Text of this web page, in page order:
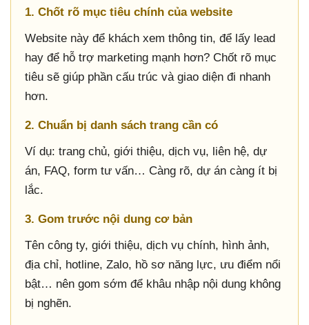
1. Chốt rõ mục tiêu chính của website
Website này để khách xem thông tin, để lấy lead
hay để hỗ trợ marketing mạnh hơn? Chốt rõ mục
tiêu sẽ giúp phần cấu trúc và giao diện đi nhanh
hơn.
2. Chuẩn bị danh sách trang cần có
Ví dụ: trang chủ, giới thiệu, dịch vụ, liên hệ, dự
án, FAQ, form tư vấn… Càng rõ, dự án càng ít bị
lắc.
3. Gom trước nội dung cơ bản
Tên công ty, giới thiệu, dịch vụ chính, hình ảnh,
địa chỉ, hotline, Zalo, hồ sơ năng lực, ưu điểm nổi
bật… nên gom sớm để khâu nhập nội dung không
bị nghẽn.